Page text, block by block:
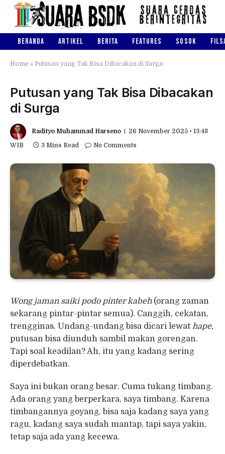
BERANDA ARTIKEL BERITA FEATURES SOSOK
Home » Putusan yang Tak Bisa Dibacakan di Surga
Putusan yang Tak Bisa Dibacakan
di Surga
Radityo Muhammad Harseno
26 November 2025 • 13:48
WIB
3 Mins Read No Comments
Wong jaman saiki podo pinter kabeh(orang zaman
sekarang pintar-pintar semua). Canggih, cekatan,
trengginas. Undang-undang bisa dicari lewat hape,
putusan bisa diunduh sambil makan gorengan.
Tapi soal keadilan? Ah, itu yang kadang sering
diperdebatkan.
Saya ini bukan orang besar. Cuma tukang timbang.
Ada orang yang berperkara, saya timbang. Karena
timbangannya goyang, bisa saja kadang saya yang
ragu, kadang saya sudah mantap, tapi saya yakin,
tetap saja ada yang kecewa.